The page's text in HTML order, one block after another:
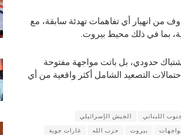
من انهيار أي تفاهمات تهدئة سابقة، مع
بما في ذلك محيط بيروت.
حدودي، بل باتت مواجهة مفتوحة
التصعيد الشامل أكثر واقعية من أي
اللبناني الجيش الإسرائيلي
بيروت حزب الله غارات جوية